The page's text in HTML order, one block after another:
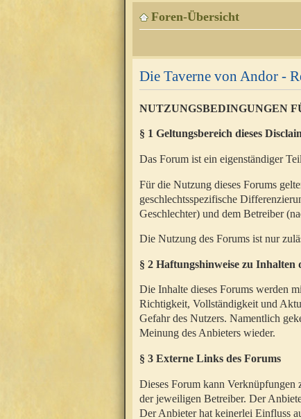
Foren-Übersicht
Die Taverne von Andor -
NUTZUNGSBEDINGUNGEN
§ 1 Geltungsbereich dieses
Das Forum ist ein eigenständiger
Für die Nutzung dieses Forums
geschlechtsspezifische
Geschlechter) und dem Betreiber
Die Nutzung des Forums ist nur
§ 2 Haftungshinweise zu Inhalten
Die Inhalte dieses Forums werden
Richtigkeit, Vollständigkeit und
Gefahr des Nutzers. Namentlich
Meinung des Anbieters wieder.
§ 3 Externe Links des Forums
Dieses Forum kann Verknüpfungen
der jeweiligen Betreiber. Der
Der Anbieter hat keinerlei Einfluss